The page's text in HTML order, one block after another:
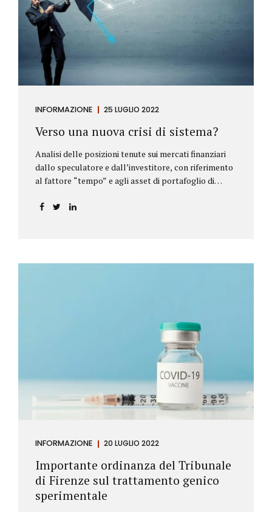
INFORMAZIONE 25 LUGLIO 2022
Verso una nuova crisi di sistema?
Analisi delle posizioni tenute sui mercati finanziari
dallo speculatore e dall’investitore, con riferimento
al fattore “tempo” e agli asset di portafoglio di
l’investitore Nelle definizioni di Wikipedia si legge:
Investitore: è colui che decide di investire il proprio
loro investimenti, mentre gli speculatori cercano...
INFORMAZIONE 20 LUGLIO 2022
Importante ordinanza del Tribunale
di Firenze sul trattamento genico
sperimentale